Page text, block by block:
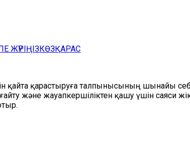
ЖҮРІҢІЗКӨЗҚАРАС
қайта қарастыруға талпынысының шынайы
және жауапкершіліктен қашу үшін саяси